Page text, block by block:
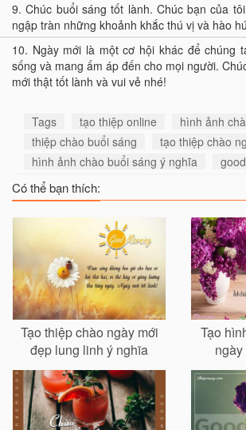
9.Chúc buổi sáng tốt lành. Chúc bạn của
ngập tràn những khoảnh khắc thú vị và hào
10. Ngày mới là một cơ hội khác để chúng
sống và mang ấm áp đến cho mọi người.
mới thật tốt lành và vui vẻ nhé!
Tags tạo thiệp online
hình ảnh
thiệp chào buổi sáng
tạo thiệp chào
hình ảnh chào buổi sáng ý nghĩa
Có thể bạn thích:
Tạo thiệp chào ngày mới
đẹp lung linh ý nghĩa
nghĩa
Tạo